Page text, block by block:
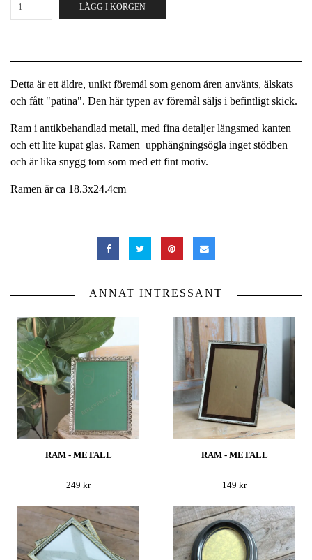
LÄGG I KORGEN
Detta är ett äldre, unikt föremål som genom åren använts, älskats
och fått "patina". Den här typen av föremål säljs i befintligt skick.
Ram i antikbehandlad metall, med fina detaljer längsmed kanten
och ett lite kupat glas. Ramen upphängningsögla inget stödben
och är lika snygg tom som med ett fint motiv.
Ramen är ca 18.3x24.4cm
ANNAT INTRESSANT
RAM - METALL
249 kr
RAM - METALL
149 kr